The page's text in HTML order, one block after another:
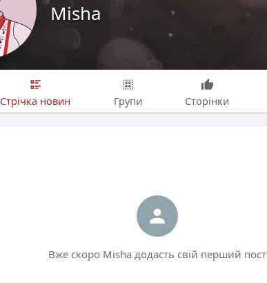
Misha
Стрічка новин Групи Сторінки
Вже скоро Misha додасть свій перший пост